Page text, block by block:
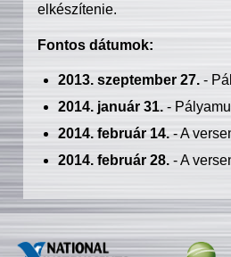
elkészítenie.
Fontos dátumok:
2013. szeptember 27.-
2014. január 31.-
2014. február 14.- A
2014. február 28.- A